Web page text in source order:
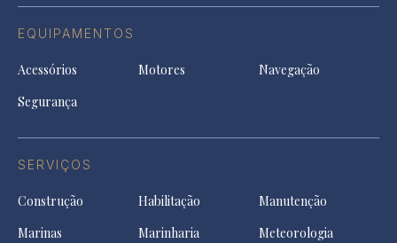
EQUIPAMENTOS
Acessórios Motores
Navegação
Segurança
SERVIÇOS
Construção Habilitação
Manutenção
Marinas
Marinharia
Meteorologia